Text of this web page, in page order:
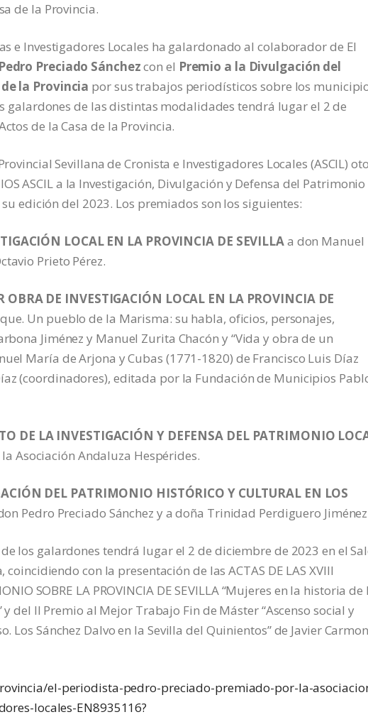
de la Provincia.
e Investigadores Locales ha galardonado al colaborador de El
Pedro Preciado Sánchezcon el Premio a la Divulgación del
la Provincia por sus trabajos periodísticos sobre los
galardones de las distintas modalidades tendrá lugar el 2 de
de la Casa de la Provincia.
Sevillana de Cronista e Investigadores Locales (ASCIL)
ASCIL a la Investigación, Divulgación y Defensa del Patrimonio
edición del 2023. Los premiados son los siguientes:
LOCAL EN LA PROVINCIA DE SEVILLAa don Manuel
Prieto Pérez.
OBRA DE INVESTIGACIÓN LOCAL EN LA PROVINCIA DE
Un pueblo de la Marisma: su habla, oficios, personajes,
Jiménez y Manuel Zurita Chacón y “Vida y obra de un
María de Arjona y Cubas (1771-1820) de Francisco Luis Díaz
(coordinadores), editada por la Fundación de Municipios
DE LA INVESTIGACIÓN Y DEFENSA DEL PATRIMONIO
Asociación Andaluza Hespérides.
DEL PATRIMONIO HISTÓRICO Y CULTURAL EN LOS
Pedro Preciado Sánchez y a doña Trinidad Perdiguero
los galardones tendrá lugar el 2 de diciembre de 2023 en el
con la presentación de las ACTAS DE LAS XVIII
SOBRE LA PROVINCIA DE SEVILLA “Mujeres en la historia de
del II Premio al Mejor Trabajo Fin de Máster “Ascenso social y
Los Sánchez Dalvo en la Sevilla del Quinientos” de Javier
el-periodista-pedro-preciado-premiado-por-la-
locales-EN8935116?